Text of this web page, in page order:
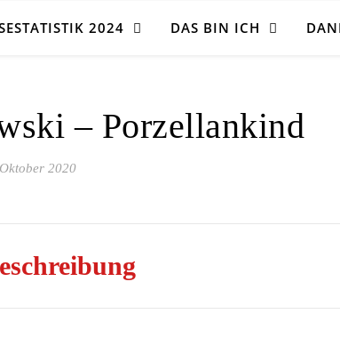
2024 DAS BIN ICH
– Porzellankind
2020